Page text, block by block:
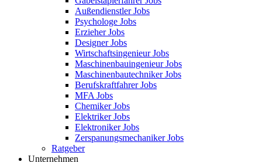
Außendienstler Jobs
Psychologe Jobs
Erzieher Jobs
Designer Jobs
Wirtschaftsingenieur Jobs
Maschinenbauingenieur Jobs
Maschinenbautechniker Jobs
Berufskraftfahrer Jobs
MFA Jobs
Chemiker Jobs
Elektriker Jobs
Elektroniker Jobs
Zerspanungsmechaniker Jobs
Ratgeber
Unternehmen